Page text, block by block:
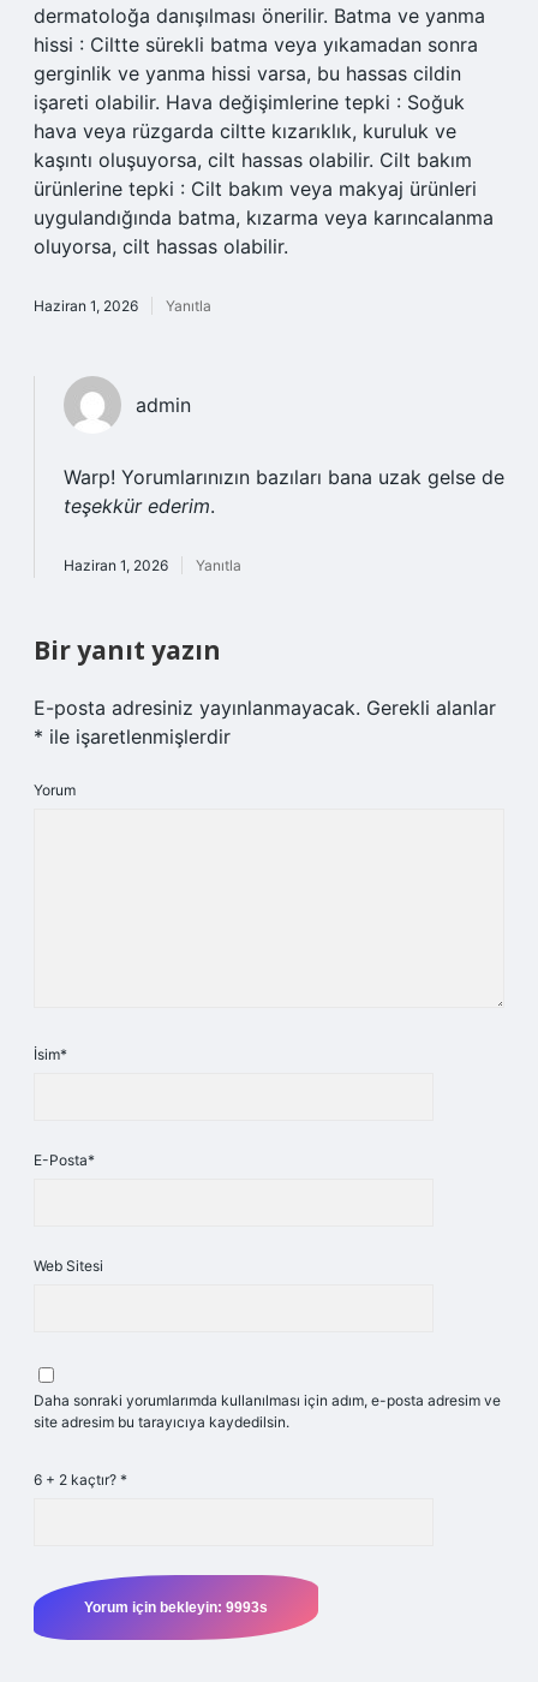
dermatoloğa danışılması önerilir. Batma ve yanma
hissi : Ciltte sürekli batma veya yıkamadan sonra
gerginlik ve yanma hissi varsa, bu hassas cildin
işareti olabilir. Hava değişimlerine tepki : Soğuk
hava veya rüzgarda ciltte kızarıklık, kuruluk ve
kaşıntı oluşuyorsa, cilt hassas olabilir. Cilt bakım
ürünlerine tepki : Cilt bakım veya makyaj ürünleri
uygulandığında batma, kızarma veya karıncalanma
oluyorsa, cilt hassas olabilir.
Haziran 1, 2026 Yanıtla
admin
Warp! Yorumlarınızın bazıları bana uzak gelse de
teşekkür ederim.
Haziran 1, 2026 Yanıtla
Bir yanıt yazın
E-posta adresiniz yayınlanmayacak. Gerekli alanlar
* ile işaretlenmişlerdir
Yorum
İsim*
E-Posta*
Web Sitesi
Daha sonraki yorumlarımda kullanılması için adım, e-posta adresim ve
site adresim bu tarayıcıya kaydedilsin.
6 + 2 kaçtır? *